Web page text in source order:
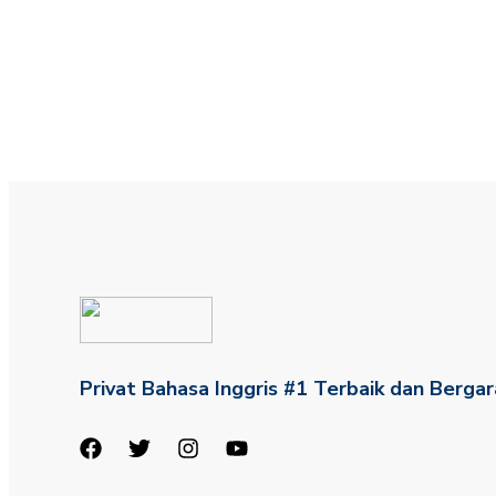
Privat Bahasa Inggris #1 Terbaik dan